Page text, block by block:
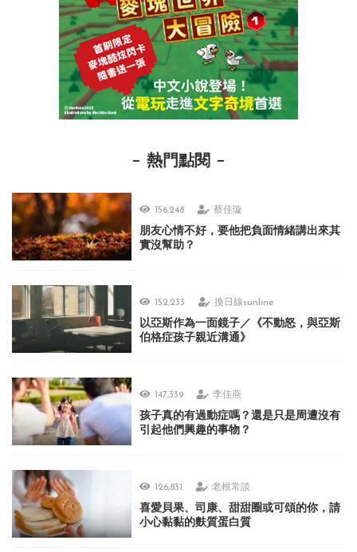
熱門點閱
156,248 蔡佳璇
朋友心情不好，要他把負面情緒講出來其
實沒幫助？
152,233 換日線sunline
以亞斯作為一面鏡子／《不動怒，與亞斯
伯格症孩子親近溝通》
147,339 李佳燕
孩子真的有過動症嗎？還是只是周遭沒有
引起他們興趣的事物？
126,831 老根常談
喜愛貝果、司康、甜甜圈或可頌的你，請
小心黏黏的麩質蛋白質